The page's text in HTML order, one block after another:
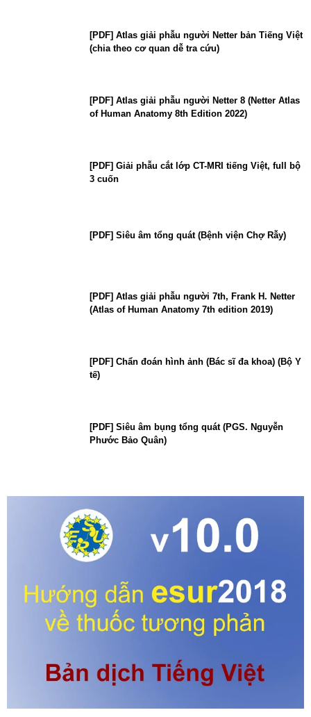
[PDF] Atlas giải phẫu người Netter bản Tiếng Việt
(chia theo cơ quan dễ tra cứu)
[PDF] Atlas giải phẫu người Netter 8 (Netter Atlas
of Human Anatomy 8th Edition 2022)
[PDF] Giải phẫu cắt lớp CT-MRI tiếng Việt, full bộ
3 cuốn
[PDF] Siêu âm tổng quát (Bệnh viện Chợ Rẫy)
[PDF] Atlas giải phẫu người 7th, Frank H. Netter
(Atlas of Human Anatomy 7th edition 2019)
[PDF] Chẩn đoán hình ảnh (Bác sĩ đa khoa) (Bộ Y
tế)
[PDF] Siêu âm bụng tổng quát (PGS. Nguyễn
Phước Bảo Quân)